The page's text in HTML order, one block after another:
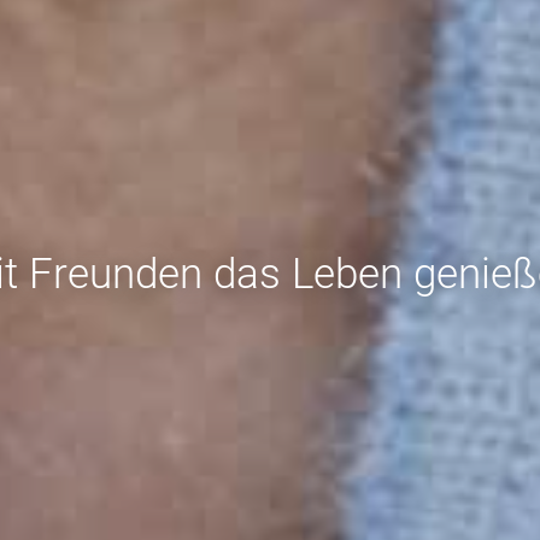
Freunden das Leben